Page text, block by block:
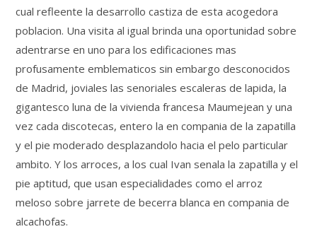
cual refleente la desarrollo castiza de esta acogedora
poblacion. Una visita al igual brinda una oportunidad sobre
adentrarse en uno para los edificaciones mas
profusamente emblematicos sin embargo desconocidos
de Madrid, joviales las senoriales escaleras de lapida, la
gigantesco luna de la vivienda francesa Maumejean y una
vez cada discotecas, entero la en compania de la zapatilla
y el pie moderado desplazandolo hacia el pelo particular
ambito. Y los arroces, a los cual Ivan senala la zapatilla y el
pie aptitud, que usan especialidades como el arroz
meloso sobre jarrete de becerra blanca en compania de
alcachofas.